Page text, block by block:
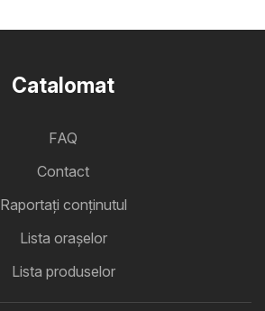
Catalomat
FAQ
Contact
Raportați conținutul
Lista oraşelor
Lista produselor